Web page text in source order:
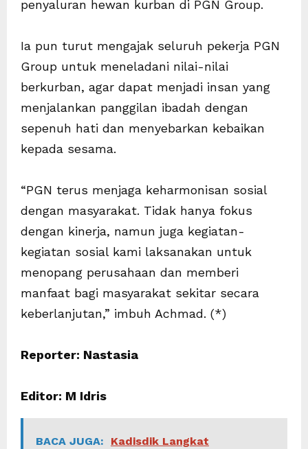
penyaluran hewan kurban di PGN Group.
Ia pun turut mengajak seluruh pekerja PGN
Group untuk meneladani nilai-nilai
berkurban, agar dapat menjadi insan yang
menjalankan panggilan ibadah dengan
sepenuh hati dan menyebarkan kebaikan
kepada sesama.
“PGN terus menjaga keharmonisan sosial
dengan masyarakat. Tidak hanya fokus
dengan kinerja, namun juga kegiatan-
kegiatan sosial kami laksanakan untuk
menopang perusahaan dan memberi
manfaat bagi masyarakat sekitar secara
keberlanjutan,” imbuh Achmad. (*)
Reporter: Nastasia
Editor: M Idris
BACA JUGA:
Kadisdik Langkat